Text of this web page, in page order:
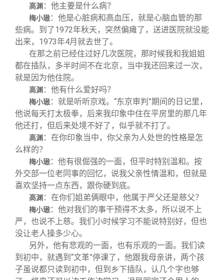
高渊 ：他主要是什么病？
梅小璈：他是心脏病和高血压，就是心脑血管的那
些病。到了1972年秋天，突然偏瘫了，送进医院就没能
出来，1973年4月就去世了。
在那之前已经住过好几次医院，那时候我和我姐姐
都在插队，多半时间不在北京，当中我还回来过一次，
就是因为他住院。
高渊 ：他有什么爱好吗？
梅小璈：就是听听京戏。“东京审判”期间的日记里，
他说每天打太极拳，后来我印象中住在平房里的那几年
他还打，但后来处境不好了，似乎就不打了。
高渊 ：在你印象当中，你父亲为人处世的性格是怎
么样的？
梅小璈：他有很倔强的一面，但平时特别温和。按
外交部一位老同事的回忆，说我父亲性情温和，但就是
喜欢坚持一点东西，跟你硬到底。
高渊 ：在你们姐弟俩眼中，他属于严父还是慈父？
梅小璈：他对我们的事干预得不太多，所以说不上
严，也说不上慈。我们小时候学习不能说特别好，但也
没让老人操多少心。
另外，他有悲观的一面，也有乐观的一面。我们读
到初中，就遇到“文革”停课了，他跟我母亲讲，两个孩
子虽说都只读到初中，但到乡下插队，认几个字也够